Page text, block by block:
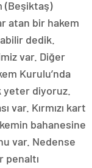
(Beşiktaş)
atan bir hakem
dedik.
var. Diğer
Kurulu’nda
yeter diyoruz.
var. Kırmızı kart
bahanesine
var. Nedense
penaltı